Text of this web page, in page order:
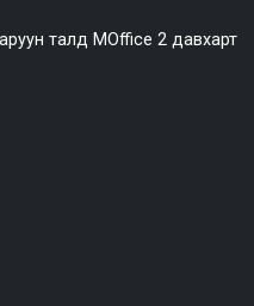
талд MOffice 2 давхарт